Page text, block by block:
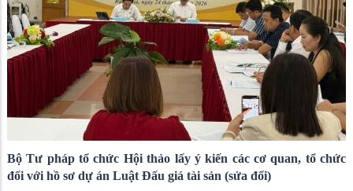
Bộ Tư pháp tổ chức Hội thảo lấy ý kiến các cơ quan, tổ chức
đối với hồ sơ dự án Luật Đấu giá tài sản (sửa đổi)